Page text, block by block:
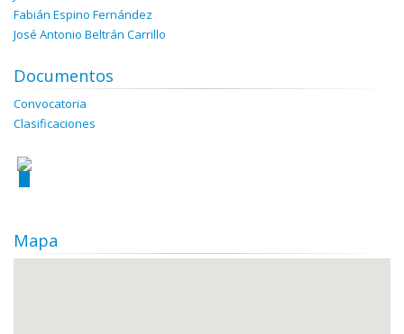
Fabián Espino Fernández
José Antonio Beltrán Carrillo
Documentos
Convocatoria
Clasificaciones
Mapa